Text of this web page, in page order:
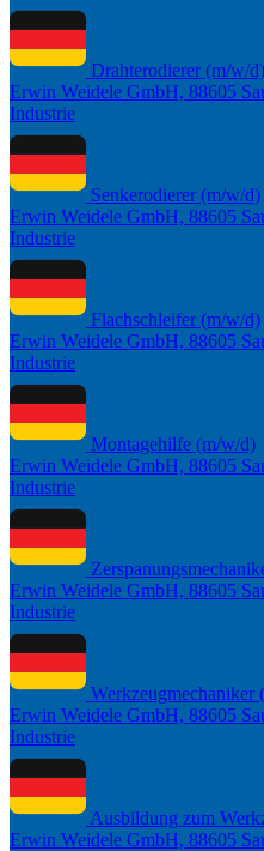
Drahterodierer (m/w/d)
Erwin Weidele GmbH, 88605
Industrie
Senkerodierer (m/w/d)
Erwin Weidele GmbH, 88605
Industrie
Flachschleifer (m/w/d)
Erwin Weidele GmbH, 88605
Industrie
Montagehilfe (m/w/d)
Erwin Weidele GmbH, 88605
Industrie
Erwin Weidele GmbH, 88605
Industrie
Werkzeugmechaniker
Erwin Weidele GmbH, 88605
Industrie
Ausbildung zum
Erwin Weidele GmbH, 88605